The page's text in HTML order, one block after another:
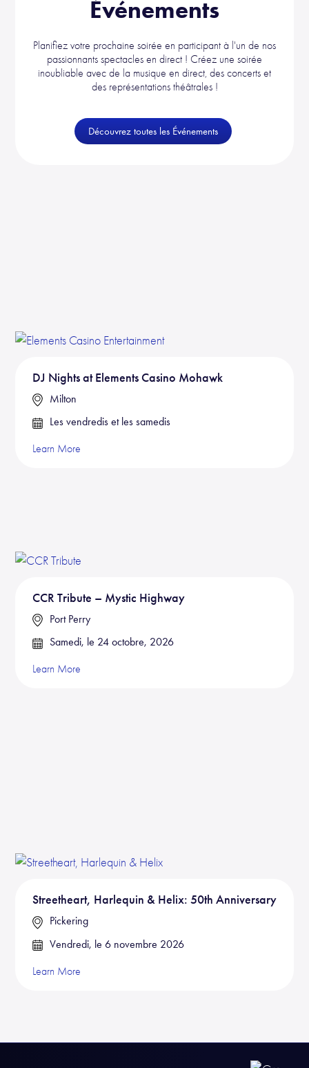
Événements
Planifiez votre prochaine soirée en participant à l'un de nos
passionnants spectacles en direct ! Créez une soirée
inoubliable avec de la musique en direct, des concerts et
des représentations théâtrales !
Découvrez toutes les Événements
DJ Nights at Elements Casino Mohawk
Milton
Les vendredis et les samedis
Learn More
CCR Tribute – Mystic Highway
Port Perry
Samedi, le 24 octobre, 2026
Learn More
Streetheart, Harlequin & Helix: 50th Anniversary
Pickering
Vendredi, le 6 novembre 2026
Learn More